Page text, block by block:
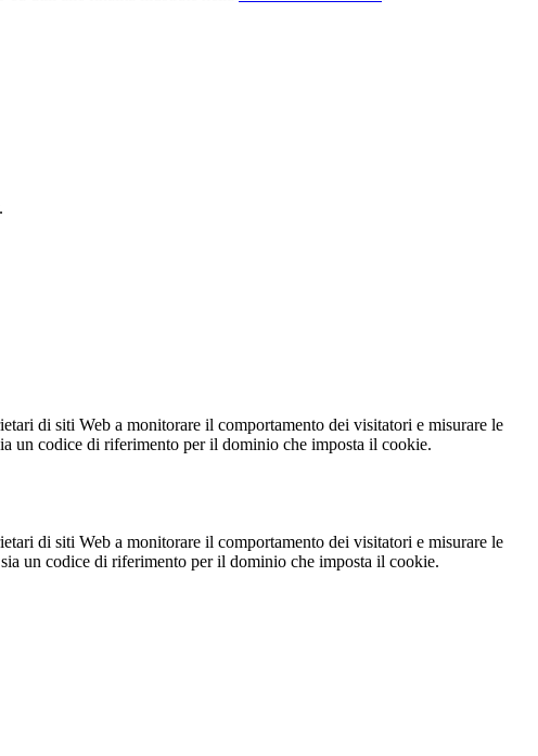
di siti Web a monitorare il comportamento dei visitatori e misurare le
un codice di riferimento per il dominio che imposta il cookie.
di siti Web a monitorare il comportamento dei visitatori e misurare le
un codice di riferimento per il dominio che imposta il cookie.